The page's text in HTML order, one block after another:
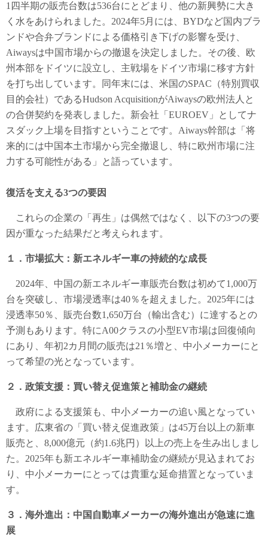
1四半期の販売台数は536台にとどまり、他の新興勢に大き
く水をあけられました。2024年5月には、BYDなど国内ブラ
ンドや合弁ブランドによる価格引き下げの影響を受け、
Aiwaysは中国市場からの撤退を決定しました。その後、欧
州本部をドイツに設立し、主戦場をドイツ市場に移す方針
を打ち出しています。同年末には、米国のSPAC（特別買収
目的会社）であるHudson AcquisitionがAiwaysの欧州法人と
の合併契約を発表しました。新会社「EUROEV」としてナ
スダック上場を目指すということです。Aiways幹部は「将
来的には中国本土市場から完全撤退し、特に欧州市場に注
力する可能性がある」と語っています。
復活を支える3つの要因
これらの企業の「再生」は偶然ではなく、以下の3つの要
因が重なった結果だと考えられます。
１．市場拡大：新エネルギー車の持続的な成長
2024年、中国の新エネルギー車販売台数は初めて1,000万
台を突破し、市場浸透率は40％を超えました。2025年には
浸透率50％、販売台数1,650万台（輸出含む）に達するとの
予測もあります。特にA00クラスの小型EV市場は回復傾向
にあり、年初2カ月間の販売は21％増と、中小メーカーにと
って希望の光となっています。
２．政策支援：買い替え促進策と補助金の継続
政府による支援策も、中小メーカーの追い風となってい
ます。広東省の「買い替え促進政策」は45万台以上の新車
販売と、8,000億元（約1.6兆円）以上の売上を生み出しまし
た。2025年も新エネルギー車補助金の継続が見込まれてお
り、中小メーカーにとっては貴重な延命措置となっていま
す。
３．海外進出：中国自動車メーカーの海外進出が急速に進
展